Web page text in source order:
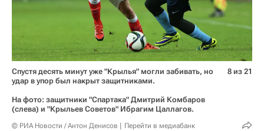
Спустя десять минут уже "Крылья" могли забивать, но
удар в упор был накрыт защитниками.
На фото: защитники "Спартака" Дмитрий Комбаров
(слева) и "Крыльев Советов" Ибрагим Цаллагов.
© РИА Новости / Антон Денисов Перейти в медиабанк
8 из 21